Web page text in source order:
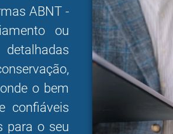
ABNT -
ou
o bem
confiáveis
para o seu